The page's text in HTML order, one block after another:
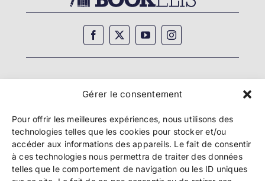
Gérer le consentement
Pour offrir les meilleures expériences, nous utilisons des
technologies telles que les cookies pour stocker et/ou
accéder aux informations des appareils. Le fait de consentir
à ces technologies nous permettra de traiter des données
telles que le comportement de navigation ou les ID uniques
Copyright 2024 Bookelis –CGU–CGS–CGPPA–